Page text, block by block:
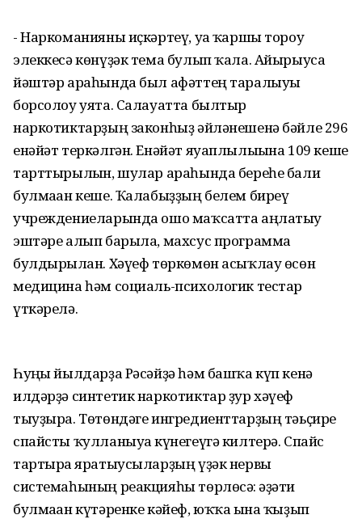
- Наркоманияны иҫкәртеү, уға ҡаршы тороу
элеккесә көнүҙәк тема булып ҡала. Айырыуса
йәштәр араһында был афәттең таралыуы
борсолоу уята. Салауатта былтыр
наркотиктарҙың законһыҙ әйләнешенә бәйле 296
енәйәт теркәлгән. Енәйәт яуаплылығына 109 кеше
тарттырылғын, шулар араһында береһе балиғ
булмаған кеше. Ҡалабыҙҙың белем биреү
учреждениеларында ошо маҡсатта аңлатыу
эштәре алып барыла, махсус программа
булдырылған. Хәүеф төркөмөн асыҡлау өсөн
медицина һәм социаль-психологик тестар
үткәрелә.
Һуңғы йылдарҙа Рәсәйҙә һәм башҡа күп кенә
илдәрҙә синтетик наркотиктар ҙур хәүеф
тыуҙыра. Төтөндәге ингредиенттарҙың тәьҫире
спайсты ҡулланыуға күнегеүгә килтерә. Спайс
тартырға яратыусыларҙың үҙәк нервы
системаһының реакцияһы төрлөсә: ғәҙәти
булмаған күтәренке кәйеф, юҡҡа ғына ҡыҙып